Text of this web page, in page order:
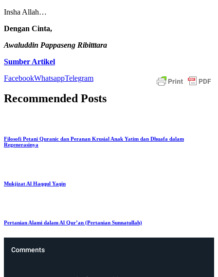
Insha Allah…
Dengan Cinta,
Awaluddin Pappaseng Ribitttara
Sumber Artikel
FacebookWhatsappTelegram
Recommended Posts
Filosofi Petani Quranic dan Peranan Krusial Anak Yatim dan Dhuafa dalam
Regenerasinya
Mukjizat Al Haqqul Yaqin
Pertanian Alami dalam Al Qur’an (Pertanian Sunnatullah)